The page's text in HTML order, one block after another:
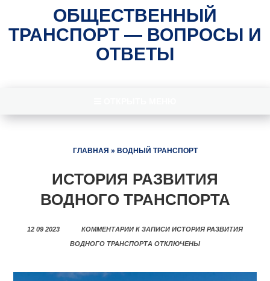
ОБЩЕСТВЕННЫЙ
ТРАНСПОРТ — ВОПРОСЫ И
ОТВЕТЫ
ГЛАВНАЯ » ВОДНЫЙ ТРАНСПОРТ
ИСТОРИЯ РАЗВИТИЯ
ВОДНОГО ТРАНСПОРТА
12 09 2023 КОММЕНТАРИИ К ЗАПИСИ ИСТОРИЯ РАЗВИТИЯ
ВОДНОГО ТРАНСПОРТА ОТКЛЮЧЕНЫ